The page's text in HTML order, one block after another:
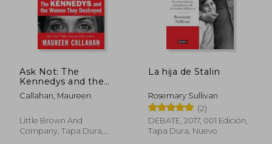
Ask Not: The
Kennedys and the
Women They
Destroyed (en Inglés)
Callahan, Maureen
Little Brown And
Company, Tapa Dura,
La hija de Stalin
Rosemary Sullivan
(2)
DEBATE, 2017, 001 Edición,
Tapa Dura, Nuevo